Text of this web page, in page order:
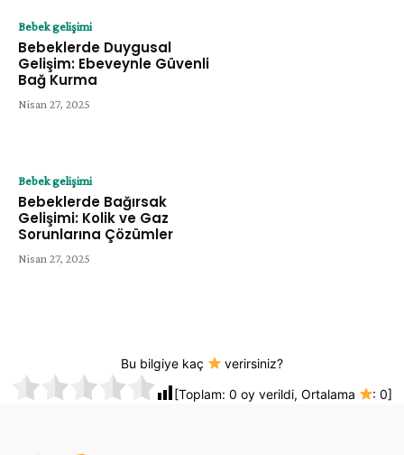
Bebek gelişimi
Bebeklerde Duygusal
Gelişim: Ebeveynle Güvenli
Bağ Kurma
Nisan 27, 2025
Bebek gelişimi
Bebeklerde Bağırsak
Gelişimi: Kolik ve Gaz
Sorunlarına Çözümler
Nisan 27, 2025
Bu bilgiye kaç
verirsiniz?
[Toplam: 0 oy verildi, Ortalama :0]